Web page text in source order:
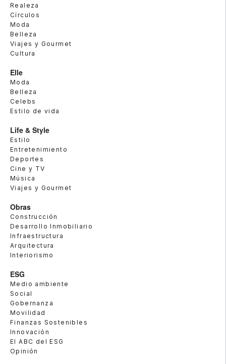
Realeza
Círculos
Moda
Belleza
Viajes y Gourmet
Cultura
Elle
Moda
Belleza
Celebs
Estilo de vida
Life & Style
Estilo
Entretenimiento
Deportes
Cine y TV
Música
Viajes y Gourmet
Obras
Construcción
Desarrollo Inmobiliario
Infraestructura
Arquitectura
Interiorismo
ESG
Medio ambiente
Social
Gobernanza
Movilidad
Finanzas Sostenibles
Innovación
El ABC del ESG
Opinión